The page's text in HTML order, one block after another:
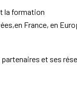
la formation
France, en
et ses